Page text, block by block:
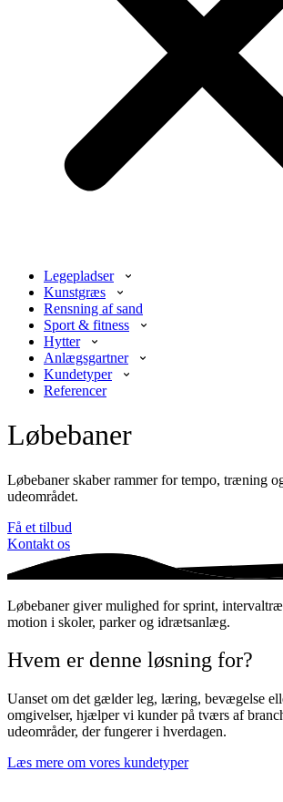
Legepladser
Kunstgræs
Rensning af sand
Sport & fitness
Hytter
Anlægsgartner
Kundetyper
Referencer
Løbebaner
Løbebaner skaber rammer for tempo, træning
udeområdet.
Få et tilbud
Kontakt os
Løbebaner giver mulighed for sprint,
motion i skoler, parker og idrætsanlæg.
Hvem er denne løsning for?
Uanset om det gælder leg, læring, bevægelse
omgivelser, hjælper vi kunder på tværs af
udeområder, der fungerer i hverdagen.
Læs mere om vores kundetyper